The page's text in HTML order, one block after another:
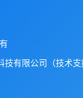
技有限公司（技术